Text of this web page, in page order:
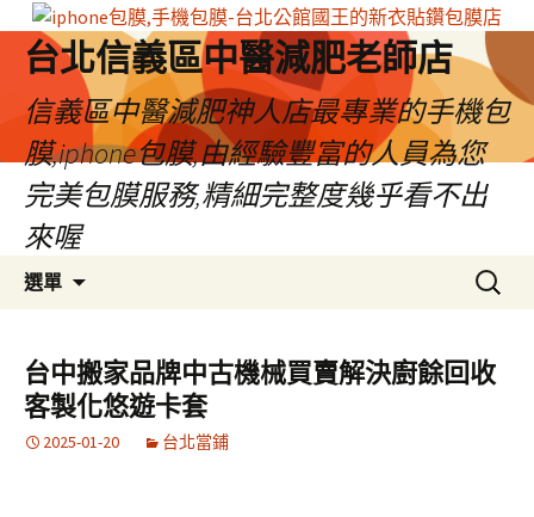
台北信義區中醫減肥老師店
信義區中醫減肥神人店最專業的手機包
膜,iphone包膜,由經驗豐富的人員為您
完美包膜服務,精細完整度幾乎看不出
來喔
選單
容
區
搜
尋
鍵
字:
台中搬家品牌中古機械買賣解決廚餘回收
客製化悠遊卡套
2025-01-20 台北當鋪